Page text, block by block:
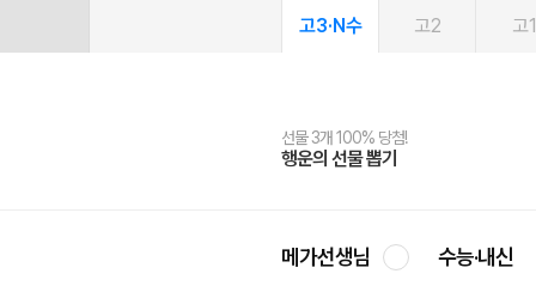
고3·N수 고2 고1
선물 3개 100% 당첨!
행운의 선물 뽑기
선물 100% 증정!
메가스터디 X 올리브
여름방학 스터디 캐시백
메가런 썸머스쿨
2027 러셀 단과
강사 공개선발
스마트러닝앱
설문 EVENT
메가패스
3일 무료 체험권
메가패스 수강생 무료혜택!
메가클럽 멤버십
사회공헌 캠페인
희망이룸 메가나눔
메가선생님 수능·내신